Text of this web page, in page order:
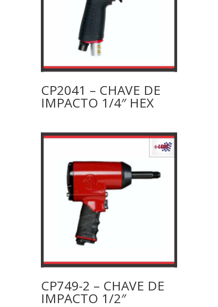
CP2041 – CHAVE DE
IMPACTO 1/4″ HEX
CP749-2 – CHAVE DE
IMPACTO 1/2″